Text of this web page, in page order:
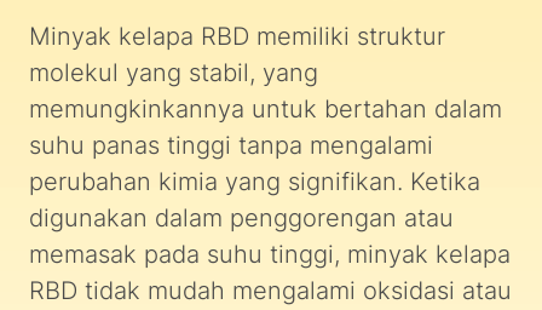
Minyak kelapa RBD memiliki struktur
molekul yang stabil, yang
memungkinkannya untuk bertahan dalam
suhu panas tinggi tanpa mengalami
perubahan kimia yang signifikan. Ketika
digunakan dalam penggorengan atau
memasak pada suhu tinggi, minyak kelapa
RBD tidak mudah mengalami oksidasi atau